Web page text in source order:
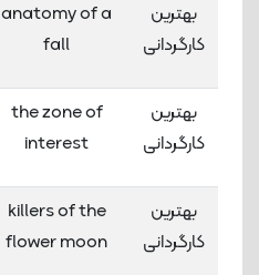
بهترین
کارگردانی
anatomy of a
fall
بهترین
کارگردانی
the zone of
interest
بهترین
کارگردانی
killers of the
flower moon